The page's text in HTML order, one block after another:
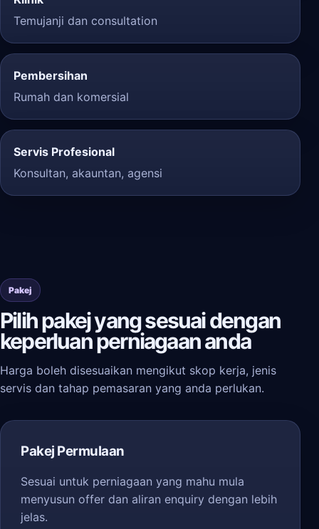
Temujanji dan consultation
Pembersihan
Rumah dan komersial
Servis Profesional
Konsultan, akauntan, agensi
Pakej
Pilih pakej yang sesuai dengan
keperluan perniagaan anda
Harga boleh disesuaikan mengikut skop kerja, jenis
servis dan tahap pemasaran yang anda perlukan.
Pakej Permulaan
Sesuai untuk perniagaan yang mahu mula
menyusun offer dan aliran enquiry dengan lebih
jelas.